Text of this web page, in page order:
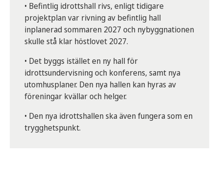
• Befintlig idrottshall rivs, enligt tidigare
projektplan var rivning av befintlig hall
inplanerad sommaren 2027 och nybyggnationen
skulle stå klar höstlovet 2027.
• Det byggs istället en ny hall för
idrottsundervisning och konferens, samt nya
utomhusplaner. Den nya hallen kan hyras av
föreningar kvällar och helger.
• Den nya idrottshallen ska även fungera som en
trygghetspunkt.